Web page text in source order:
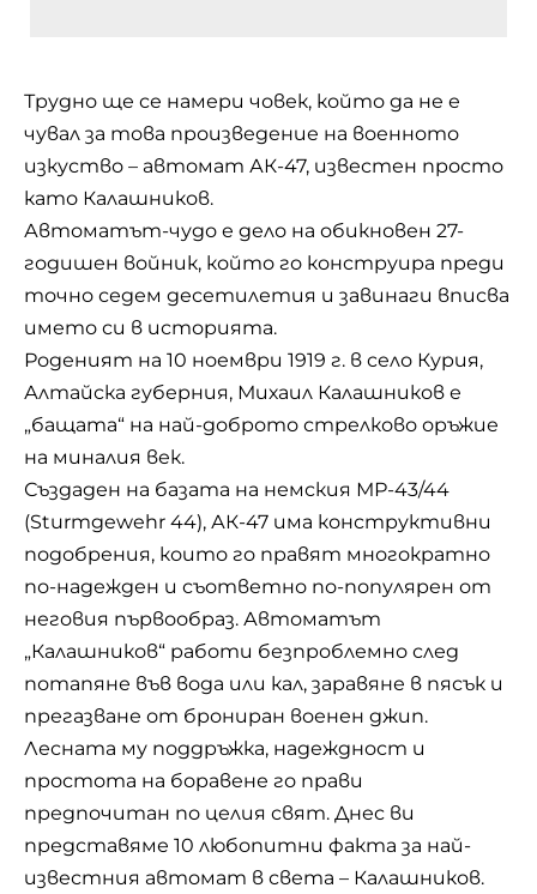
Трудно ще се намери човек, който да не е
чувал за това произведение на военното
изкуство – автомат АК-47, известен просто
като Калашников.
Автоматът-чудо е дело на обикновен 27-
годишен войник, който го конструира преди
точно седем десетилетия и завинаги вписва
името си в историята.
Роденият на 10 ноември 1919 г. в село Курия,
Алтайска губерния, Михаил Калашников е
„бащата“ на най-доброто стрелково оръжие
на миналия век.
Създаден на базата на немския МР-43/44
(Sturmgewehr 44), АК-47 има конструктивни
подобрения, които го правят многократно
по-надежден и съответно по-популярен от
неговия първообраз. Автоматът
„Калашников“ работи безпроблемно след
потапяне във вода или кал, заравяне в пясък и
прегазване от брониран военен джип.
Лесната му поддръжка, надеждност и
простота на боравене го прави
предпочитан по целия свят. Днес ви
представяме 10 любопитни факта за най-
известния автомат в света – Калашников.